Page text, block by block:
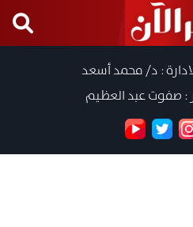
: د/ محمد أسعد
: صفوت عبد العظيم